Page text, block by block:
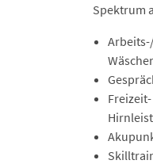
Spektrum